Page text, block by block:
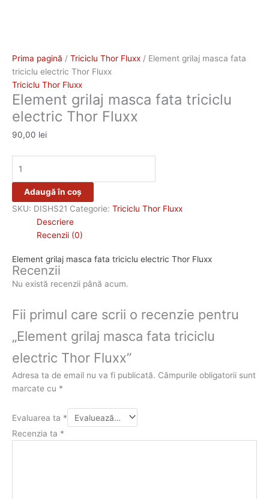
Prima pagină / Triciclu Thor Fluxx / Element grilaj masca fata
triciclu electric Thor Fluxx
Triciclu Thor Fluxx
Element grilaj masca fata triciclu
electric Thor Fluxx
90,00 lei
Adaugă în coș
SKU: DISHS21 Categorie: Triciclu Thor Fluxx
Descriere
Recenzii (0)
Element grilaj masca fata triciclu electric Thor Fluxx
Recenzii
Nu există recenzii până acum.
Fii primul care scrii o recenzie pentru
„Element grilaj masca fata triciclu
electric Thor Fluxx”
Adresa ta de email nu va fi publicată. Câmpurile obligatorii sunt
marcate cu *
Evaluarea ta *
Recenzia ta *